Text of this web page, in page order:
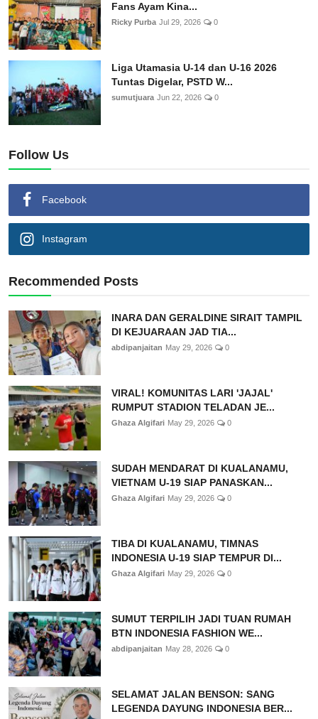
Fans Ayam Kina...
Ricky Purba Jul 29, 2026 0
Liga Utamasia U-14 dan U-16 2026
Tuntas Digelar, PSTD W...
sumutjuara Jun 22, 2026 0
Follow Us
Facebook
Instagram
Recommended Posts
INARA DAN GERALDINE SIRAIT TAMPIL
DI KEJUARAAN JAD TIA...
abdipanjaitan May 29, 2026 0
VIRAL! KOMUNITAS LARI 'JAJAL'
RUMPUT STADION TELADAN JE...
Ghaza Algifari May 29, 2026 0
SUDAH MENDARAT DI KUALANAMU,
VIETNAM U-19 SIAP PANASKAN...
Ghaza Algifari May 29, 2026 0
TIBA DI KUALANAMU, TIMNAS
INDONESIA U-19 SIAP TEMPUR DI...
Ghaza Algifari May 29, 2026 0
SUMUT TERPILIH JADI TUAN RUMAH
BTN INDONESIA FASHION WE...
abdipanjaitan May 28, 2026 0
SELAMAT JALAN BENSON: SANG
LEGENDA DAYUNG INDONESIA BER...